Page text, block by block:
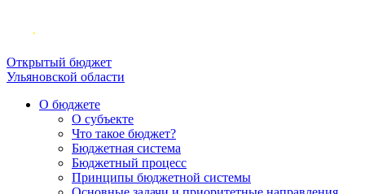
Открытый бюджет
Ульяновской области
О бюджете
О субъекте
Что такое бюджет?
Бюджетная система
Бюджетный процесс
Принципы бюджетной системы